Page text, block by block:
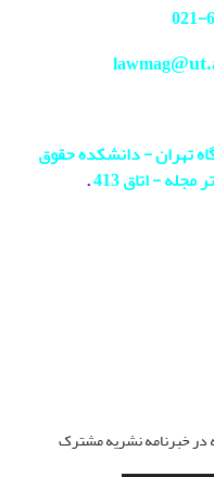
021
تهران - دانشکده حقوق
.
در خبرنامه نشریه مشترک